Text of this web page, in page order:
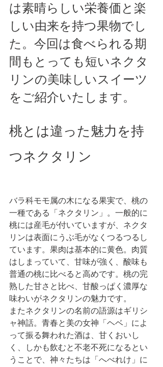
は素晴らしい栄養価と楽
しい由来を持つ果物でし
た。今回は食べられる期
間もとっても短いネクタ
リンの美味しいスイーツ
をご紹介いたします。
桃とは違った魅力を持
つネクタリン
バラ科モモ属の木になる果実で、桃の
一種である「ネクタリン」。一般的に
桃には産毛が付いていますが、ネクタ
リンは表面にうぶ毛がなくつるつるし
ています。果肉は基本的に黄色。肉質
はしまっていて、甘味が強く、酸味も
普通の桃に比べると高めです。桃の完
熟した甘さと比べ、甘酸っぱく濃厚な
味わいがネクタリンの魅力です。
またネクタリンの名前の語源はギリシ
ャ神話。青春と美の女神「ヘベ」によ
って振る舞われた酒は、甘くおいし
く、しかも飲むと不老不死になるとい
うことで、神々たちは「へべれけ」に